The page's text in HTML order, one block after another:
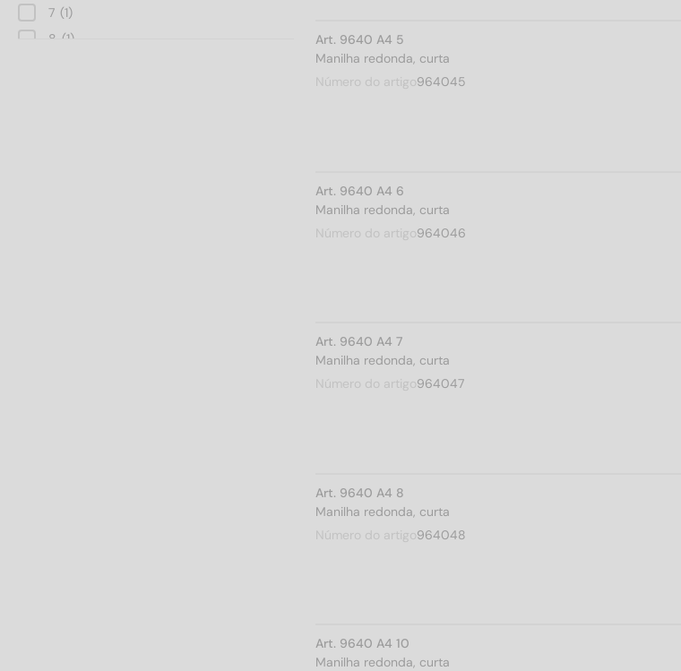
7 (1)
8 (1)
Art. 9640 A4 5
Manilha redonda, curta
Número do artigo964045
Art. 9640 A4 6
Manilha redonda, curta
Número do artigo964046
Art. 9640 A4 7
Manilha redonda, curta
Número do artigo964047
Art. 9640 A4 8
Manilha redonda, curta
Número do artigo964048
Art. 9640 A4 10
Manilha redonda, curta